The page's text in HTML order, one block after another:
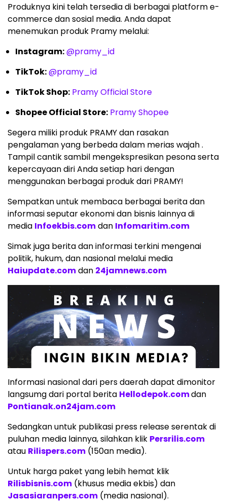
Produknya kini telah tersedia di berbagai platform e-
commerce dan sosial media. Anda dapat
menemukan produk Pramy melalui:
Instagram:@pramy_id
TikTok:@pramy_id
TikTok Shop: Pramy Official Store
Shopee Official Store: Pramy Shopee
Segera miliki produk PRAMY dan rasakan
pengalaman yang berbeda dalam merias wajah .
Tampil cantik sambil mengekspresikan pesona serta
kepercayaan diri Anda setiap hari dengan
menggunakan berbagai produk dari PRAMY!
Sempatkan untuk membaca berbagai berita dan
informasi seputar ekonomi dan bisnis lainnya di
media Infoekbis.comdan Infomaritim.com
Simak juga berita dan informasi terkini mengenai
politik, hukum, dan nasional melalui media
Haiupdate.comdan 24jamnews.com
Informasi nasional dari pers daerah dapat dimonitor
langsumg dari portal berita Hellodepok.comdan
Pontianak.on24jam.com
Sedangkan untuk publikasi press release serentak di
puluhan media lainnya, silahkan klik Persrilis.com
atau Rilispers.com (150an media).
Untuk harga paket yang lebih hemat klik
Rilisbisnis.com (khusus media ekbis) dan
Jasasiaranpers.com (media nasional).